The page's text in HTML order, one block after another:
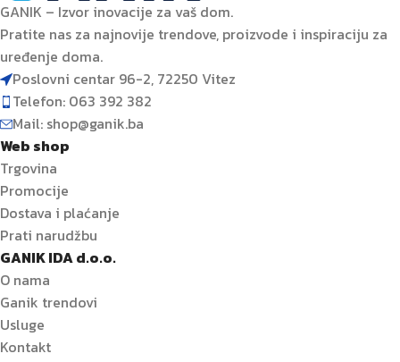
GANIK – Izvor inovacije za vaš dom.
Pratite nas za najnovije trendove, proizvode i inspiraciju za
uređenje doma.
Poslovni centar 96-2, 72250 Vitez
Telefon: 063 392 382
Mail: shop@ganik.ba
Web shop
Trgovina
Promocije
Dostava i plaćanje
Prati narudžbu
GANIK IDA d.o.o.
O nama
Ganik trendovi
Usluge
Kontakt